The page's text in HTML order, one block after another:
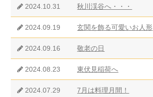
2024.10.31 秋川渓谷へ・・・
2024.09.19 玄関を飾る可愛いお人形
2024.09.16 敬老の日
2024.08.23 東伏見稲荷へ
2024.07.29 7月は料理月間！